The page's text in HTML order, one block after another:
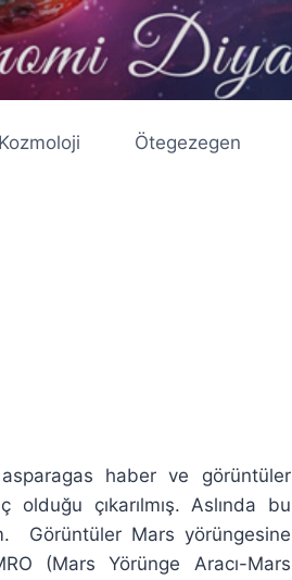
Kozmoloji Ötegezegen
asparagas haber ve görüntüler
çıkarılmış. Aslında bu
Görüntüler Mars yörüngesine
(Mars Yörünge Aracı-Mars